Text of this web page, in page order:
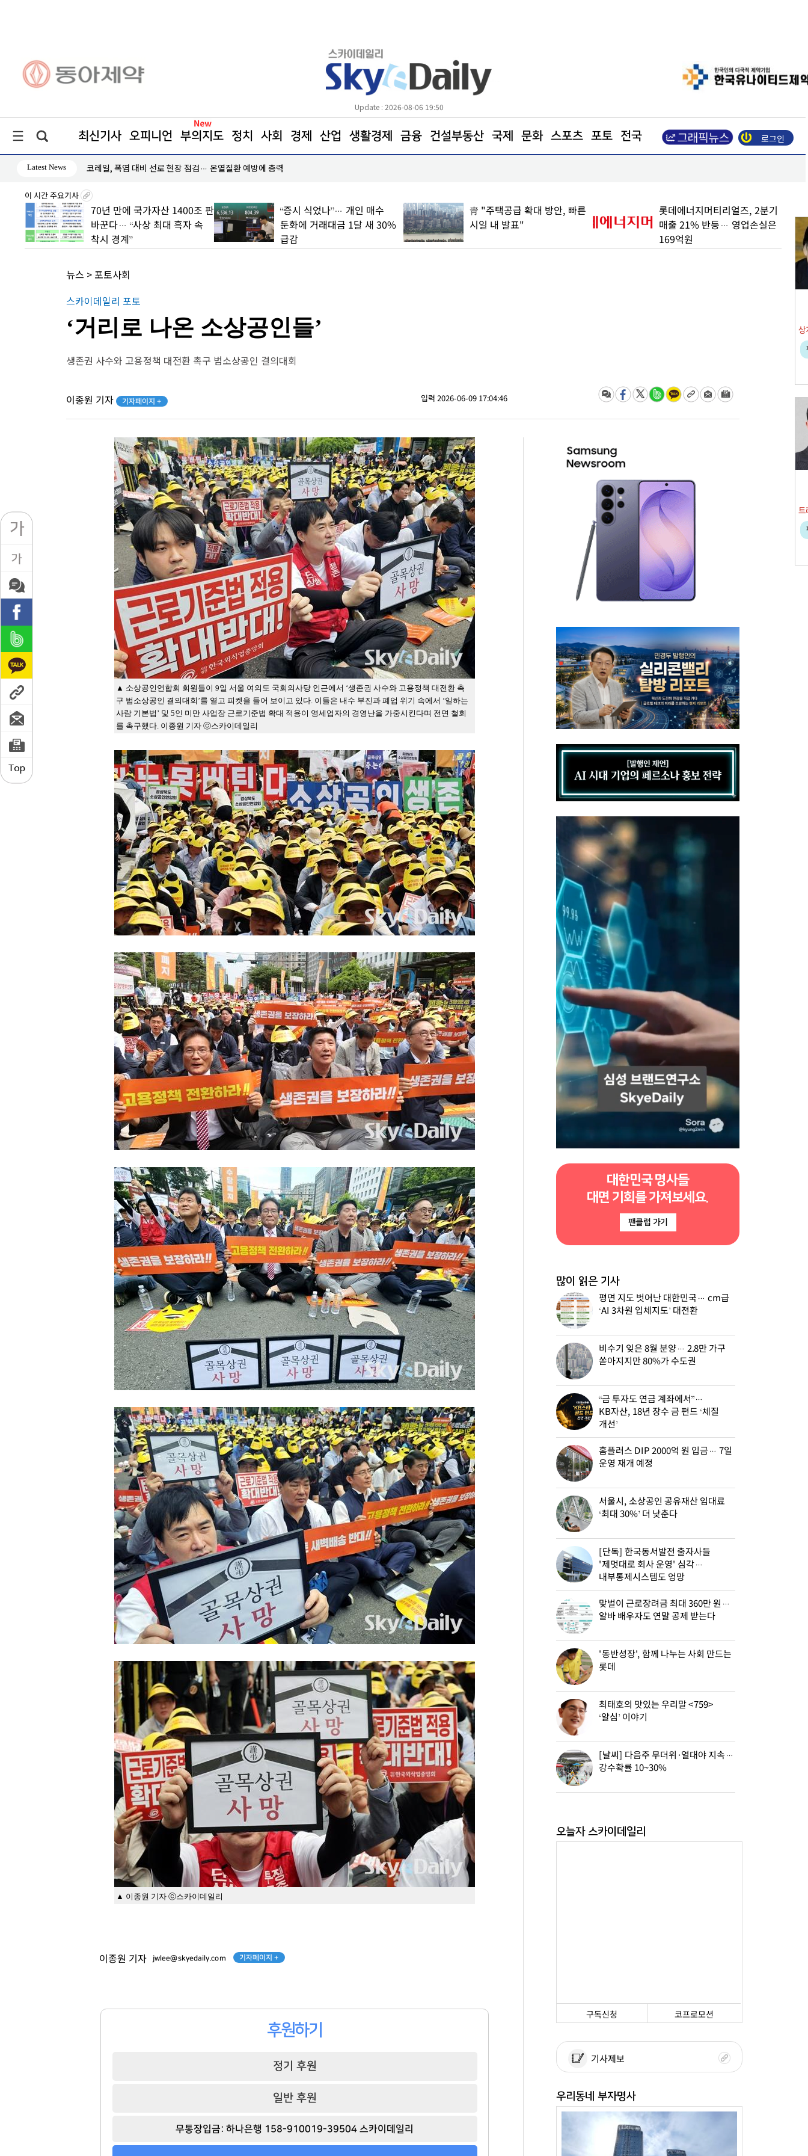
Update : 2026-08-06 19:50
최신기사 오피니언 부의지도 정치 사회 경제 산업 생활경제 금융 건설부동산 국제 문화 스포츠 포토 전국 로그인
Latest News 코레일, 폭염 대비 선로 현장 점검… 온열질환 예방에 총력
이 시간 주요기사
70년 만에 국가자산 1400조 판
바꾼다… “사상 최대 흑자 속
착시 경계”
“증시 식었나”… 개인 매수
둔화에 거래대금 1달 새 30%
급감
靑 "주택공급 확대 방안, 빠른
시일 내 발표"
롯데에너지머티리얼즈, 2분기
매출 21% 반등… 영업손실은
169억원
뉴스 > 포토사회
스카이데일리 포토
‘거리로 나온 소상공인들’
생존권 사수와 고용정책 대전환 촉구 범소상공인 결의대회
이종원 기자 기자페이지 + 입력 2026-06-09 17:04:46
▲ 소상공인연합회 회원들이 9일 서울 여의도 국회의사당 인근에서 ‘생존권 사수와 고용정책 대전환 촉
구 범소상공인 결의대회’를 열고 피켓을 들어 보이고 있다. 이들은 내수 부진과 폐업 위기 속에서 ‘일하는
사람 기본법’ 및 5인 미만 사업장 근로기준법 확대 적용이 영세업자의 경영난을 가중시킨다며 전면 철회
를 촉구했다. 이종원 기자 ⓒ스카이데일리
▲ 이종원 기자 ⓒ스카이데일리
이종원 기자 jwlee@skyedaily.com 기자페이지 +
후원하기
정기 후원
일반 후원
무통장입금: 하나은행 158-910019-39504 스카이데일리
대한민국 명사들
대면 기회를 가져보세요.
팬클럽 가기
많이 읽은 기사
평면 지도 벗어난 대한민국… cm급
‘AI 3차원 입체지도’ 대전환
비수기 잊은 8월 분양… 2.8만 가구
쏟아지지만 80%가 수도권
“금 투자도 연금 계좌에서”…
KB자산, 18년 장수 금 펀드 ‘체질
개선’
홈플러스 DIP 2000억 원 입금… 7일
운영 재개 예정
서울시, 소상공인 공유재산 임대료
‘최대 30%’ 더 낮춘다
[단독] 한국동서발전 출자사들
'제멋대로 회사 운영' 심각…
내부통제시스템도 엉망
맞벌이 근로장려금 최대 360만 원…
알바 배우자도 연말 공제 받는다
'동반성장', 함께 나누는 사회 만드는
롯데
최태호의 맛있는 우리말 <759>
‘알심’ 이야기
[날씨] 다음주 무더위·열대야 지속…
강수확률 10~30%
오늘자 스카이데일리
구독신청 코프로모션
기사제보
우리동네 부자명사